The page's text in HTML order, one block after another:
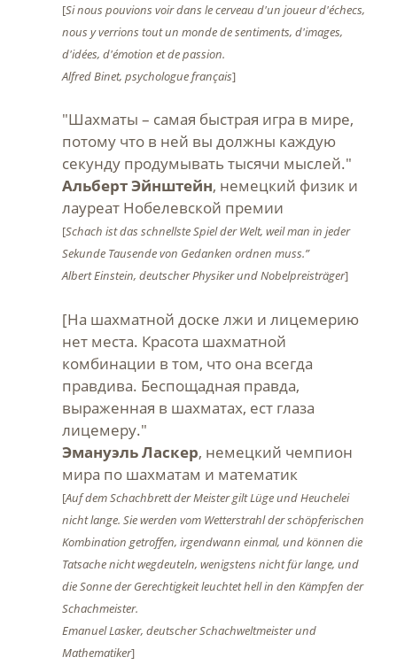
[Si nous pouvions voir dans le cerveau d'un joueur d'échecs,
nous y verrions tout un monde de sentiments, d'images,
d'idées, d'émotion et de passion.
Alfred Binet, psychologue français]
"Шахматы – самая быстрая игра в мире,
потому что в ней вы должны каждую
секунду продумывать тысячи мыслей."
Альберт Эйнштейн, немецкий физик и
лауреат Нобелевской премии
[Schach ist das schnellste Spiel der Welt, weil man in jeder
Sekunde Tausende von Gedanken ordnen muss.”
Albert Einstein, deutscher Physiker und Nobelpreisträger]
[На шахматной доске лжи и лицемерию
нет места. Красота шахматной
комбинации в том, что она всегда
правдива. Беспощадная правда,
выраженная в шахматах, ест глаза
лицемеру."
Эмануэль Ласкер, немецкий чемпион
мира по шахматам и математик
[Auf dem Schachbrett der Meister gilt Lüge und Heuchelei
nicht lange. Sie werden vom Wetterstrahl der schöpferischen
Kombination getroffen, irgendwann einmal, und können die
Tatsache nicht wegdeuteln, wenigstens nicht für lange, und
die Sonne der Gerechtigkeit leuchtet hell in den Kämpfen der
Schachmeister.
Emanuel Lasker, deutscher Schachweltmeister und
Mathematiker]